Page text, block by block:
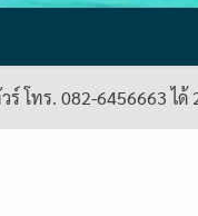
โทร. 082-6456663 ได้